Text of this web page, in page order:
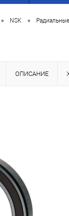
• NSK •
ОПИСАНИЕ